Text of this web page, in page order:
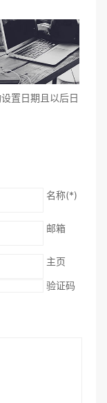
置日期且以后日
名称(*)
邮箱
主页
验证码